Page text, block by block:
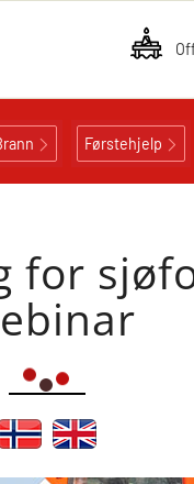
Førstehjelp
for